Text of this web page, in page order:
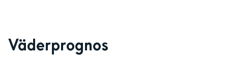
Väderprognos